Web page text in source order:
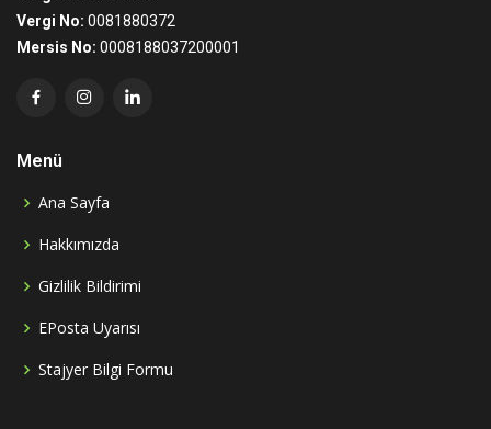
Vergi No: 0081880372
Mersis No: 0008188037200001
Menü
Ana Sayfa
Hakkımızda
Gizlilik Bildirimi
EPosta Uyarısı
Stajyer Bilgi Formu